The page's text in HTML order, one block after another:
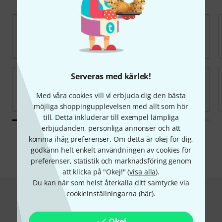
Serveras med kärlek!
Med våra cookies vill vi erbjuda dig den bästa
möjliga shoppingupplevelsen med allt som hör
till. Detta inkluderar till exempel lämpliga
erbjudanden, personliga annonser och att
komma ihåg preferenser. Om detta är okej för dig,
godkänn helt enkelt användningen av cookies för
preferenser, statistik och marknadsföring genom
att klicka på "Okej!" (visa alla).
Du kan när som helst återkalla ditt samtycke via
cookieinställningarna (här).
Alla märken
Hot Deals